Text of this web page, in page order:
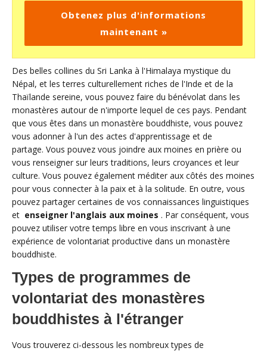
Obtenez plus d'informations
maintenant »
Des belles collines du Sri Lanka à l'Himalaya mystique du
Népal, et les terres culturellement riches de l'Inde et de la
Thaïlande sereine, vous pouvez faire du bénévolat dans les
monastères autour de n'importe lequel de ces pays. Pendant
que vous êtes dans un monastère bouddhiste, vous pouvez
vous adonner à l'un des actes d'apprentissage et de
partage. Vous pouvez vous joindre aux moines en prière ou
vous renseigner sur leurs traditions, leurs croyances et leur
culture. Vous pouvez également méditer aux côtés des moines
pour vous connecter à la paix et à la solitude. En outre, vous
pouvez partager certaines de vos connaissances linguistiques
et enseigner l'anglais aux moines . Par conséquent, vous
pouvez utiliser votre temps libre en vous inscrivant à une
expérience de volontariat productive dans un monastère
bouddhiste.
Types de programmes de
volontariat des monastères
bouddhistes à l'étranger
Vous trouverez ci-dessous les nombreux types de